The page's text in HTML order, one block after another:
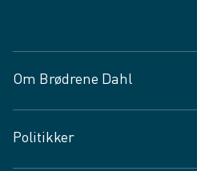
Om Brødrene Dahl
Vagttelefon 30 10 89 89
Politikker